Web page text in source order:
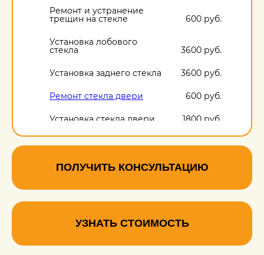
Ремонт и устранение
трещин на стекле 600 руб.
Установка лобового
стекла 3600 руб.
Установка заднего стекла 3600 руб.
Ремонт стекла двери 600 руб.
Установка стекла двери 1800 руб.
ПОЛУЧИТЬ КОНСУЛЬТАЦИЮ
УЗНАТЬ СТОИМОСТЬ